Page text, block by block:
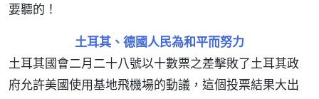
要聽的！
土耳其、德國人民為和平而努力
土耳其國會二月二十八號以十數票之差擊敗了土耳其政
府允許美國使用基地飛機場的動議，這個投票結果大出